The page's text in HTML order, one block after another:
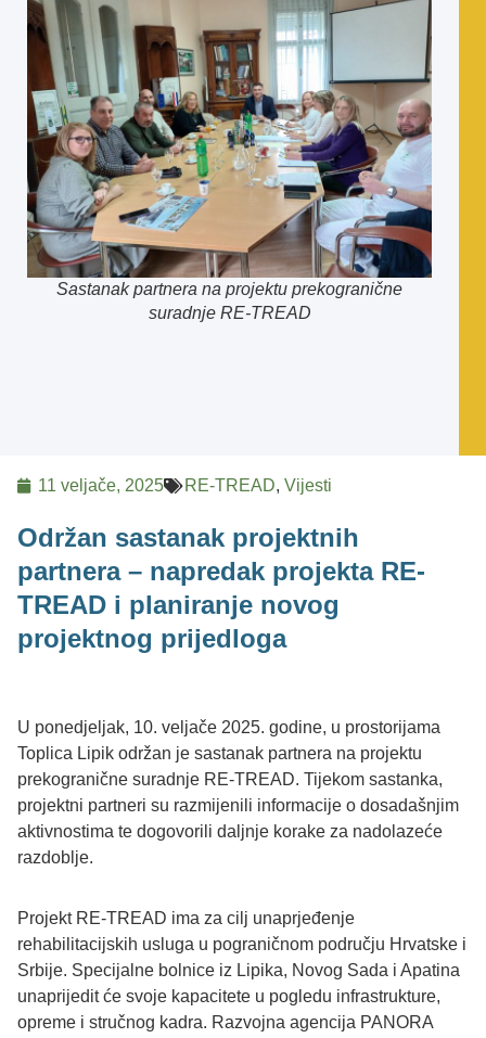
Sastanak partnera na projektu prekogranične
suradnje RE-TREAD
11 veljače, 2025 RE-TREAD, Vijesti
Održan sastanak projektnih
partnera – napredak projekta RE-
TREAD i planiranje novog
projektnog prijedloga
U ponedjeljak, 10. veljače 2025. godine, u prostorijama
Toplica Lipik održan je sastanak partnera na projektu
prekogranične suradnje RE-TREAD. Tijekom sastanka,
projektni partneri su razmijenili informacije o dosadašnjim
aktivnostima te dogovorili daljnje korake za nadolazeće
razdoblje.
Projekt RE-TREAD ima za cilj unaprjeđenje
rehabilitacijskih usluga u pograničnom području Hrvatske i
Srbije. Specijalne bolnice iz Lipika, Novog Sada i Apatina
unaprijedit će svoje kapacitete u pogledu infrastrukture,
opreme i stručnog kadra. Razvojna agencija PANORA